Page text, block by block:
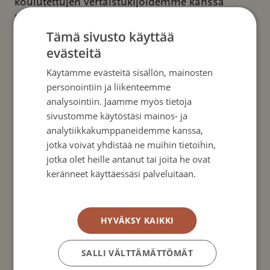
koulutettujen vertaistukijoidemme kanssa
kahden kesken esim. puhelimitse.
lisää henkilökohtaisesta vertaistuesta.
Facebook-ryhmät
Ylläpidämme Facebookissa kahta läheisille
suunnattua keskusteluryhmää.
Suolistosyöpäpotilaiden läheiset-ryhmä on
tarkoitettu potilaiden puolisoille,
vertaisryhmään ovat tervetulleita sekä
syndrooman kantajat että heidän läheisensä.
Tämä sivusto käyttää
evästeitä
Käytämme evästeitä sisällön, mainosten
personointiin ja liikenteemme
analysointiin. Jaamme myös tietoja
sivustomme käytöstäsi mainos- ja
analytiikkakumppaneidemme kanssa,
jotka voivat yhdistää ne muihin tietoihin,
jotka olet heille antanut tai joita he ovat
keränneet käyttäessäsi palveluitaan.
HYVÄKSY KAIKKI
SALLI VÄLTTÄMÄTTÖMÄT